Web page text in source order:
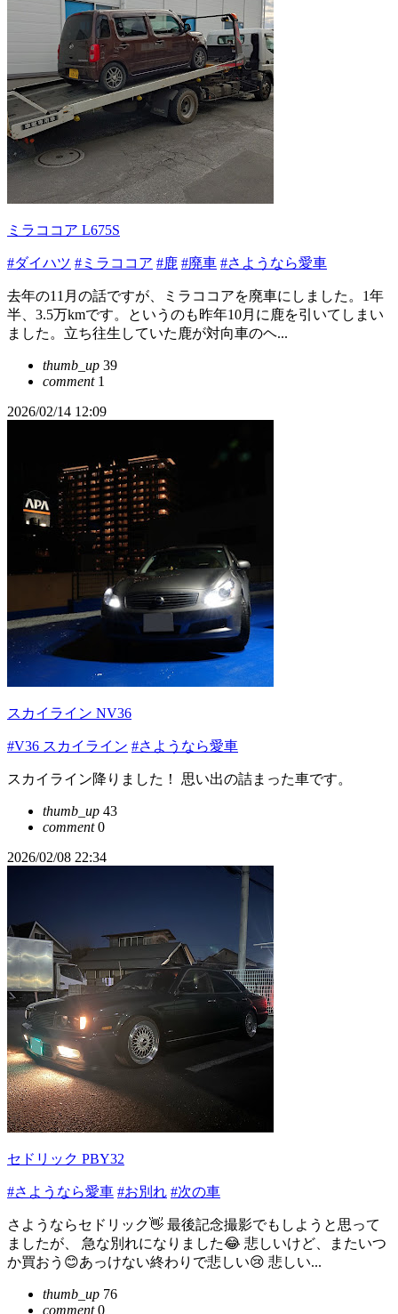
ミラココア L675S
#ダイハツ #ミラココア #鹿 #廃車 #さようなら愛車
去年の11月の話ですが、ミラココアを廃車にしました。1年
半、3.5万kmです。というのも昨年10月に鹿を引いてしまい
ました。立ち往生していた鹿が対向車のヘ...
thumb_up 39
comment1
2026/02/14 12:09
スカイライン NV36
#V36 スカイライン #さようなら愛車
スカイライン降りました！ 思い出の詰まった車です。
thumb_up 43
comment0
2026/02/08 22:34
セドリック PBY32
#さようなら愛車 #お別れ #次の車
さようならセドリック👋 最後記念撮影でもしようと思って
ましたが、 急な別れになりました😂 悲しいけど、またいつ
か買おう😊あっけない終わりで悲しい😢 悲しい...
thumb_up 76
comment0